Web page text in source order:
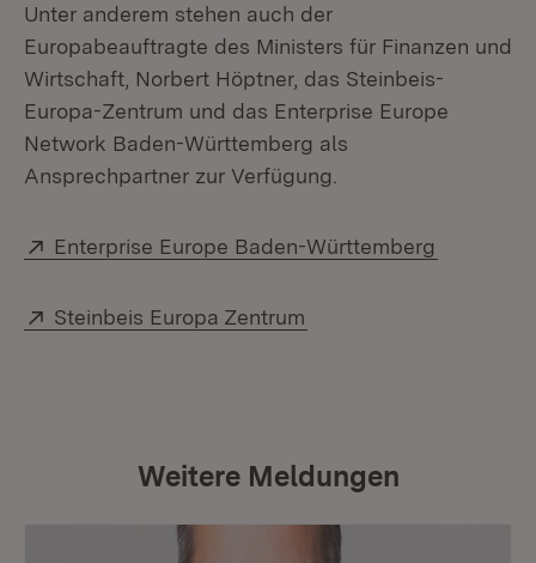
Unter anderem stehen auch der
Europabeauftragte des Ministers für Finanzen und
Wirtschaft, Norbert Höptner, das Steinbeis-
Europa-Zentrum und das Enterprise Europe
Network Baden-Württemberg als
Ansprechpartner zur Verfügung.
Extern:
Enterprise Europe Baden-Württemberg
Extern:
Steinbeis Europa Zentrum
Weitere Meldungen